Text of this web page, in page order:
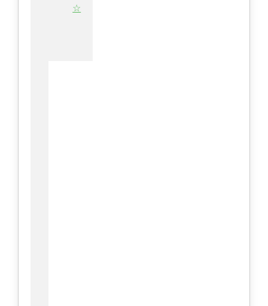
☆